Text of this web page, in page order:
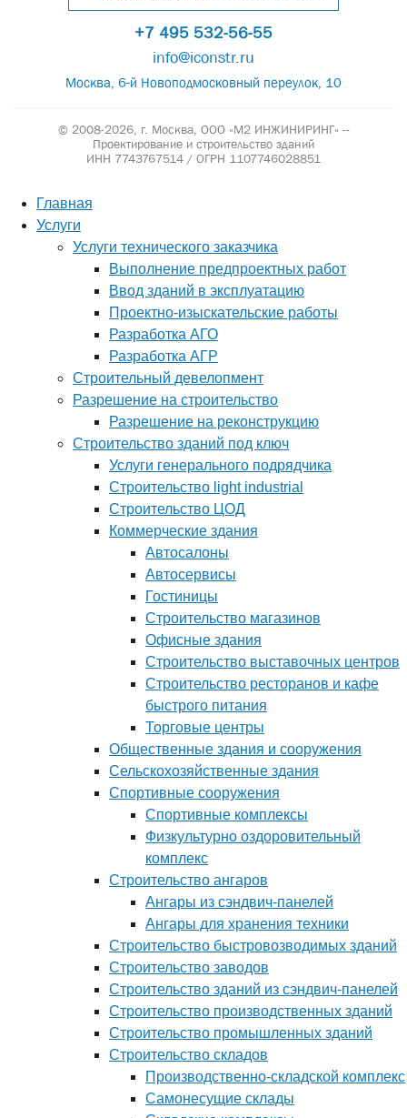
+7 495 532-56-55
info@iconstr.ru
Москва, 6-й Новоподмосковный переулок, 10
© 2008-2026, г. Москва, ООО «М2 ИНЖИНИРИНГ» --
Проектирование и строительство зданий
ИНН 7743767514 / ОГРН 1107746028851
Главная
Услуги
Услуги технического заказчика
Выполнение предпроектных работ
Ввод зданий в эксплуатацию
Проектно-изыскательские работы
Разработка АГО
Разработка АГР
Строительный девелопмент
Разрешение на строительство
Разрешение на реконструкцию
Строительство зданий под ключ
Услуги генерального подрядчика
Строительство light industrial
Строительство ЦОД
Коммерческие здания
Автосалоны
Автосервисы
Гостиницы
Строительство магазинов
Офисные здания
Строительство выставочных центров
Строительство ресторанов и кафе
быстрого питания
Торговые центры
Общественные здания и сооружения
Сельскохозяйственные здания
Спортивные сооружения
Спортивные комплексы
Физкультурно оздоровительный
комплекс
Строительство ангаров
Ангары из сэндвич-панелей
Ангары для хранения техники
Строительство быстровозводимых зданий
Строительство заводов
Строительство зданий из сэндвич-панелей
Строительство производственных зданий
Строительство промышленных зданий
Строительство складов
Производственно-складской комплекс
Самонесущие склады